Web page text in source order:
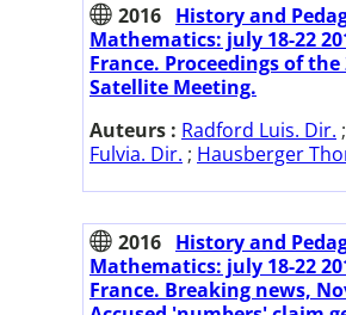
2016 History and
Mathematics: july 18-22
France. Proceedings of the
Satellite Meeting.
Auteurs : Radford Luis. Dir. ;
Fulvia. Dir. ; Hausberger
2016 History and
Mathematics: july 18-22
France. Breaking news,